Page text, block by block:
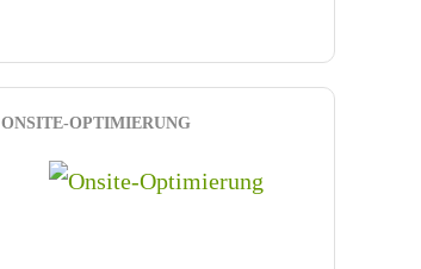
ONSITE-OPTIMIERUNG